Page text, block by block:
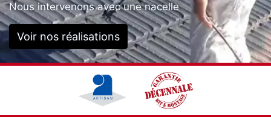
Nous intervenons avec une nacelle
Voir nos réalisations